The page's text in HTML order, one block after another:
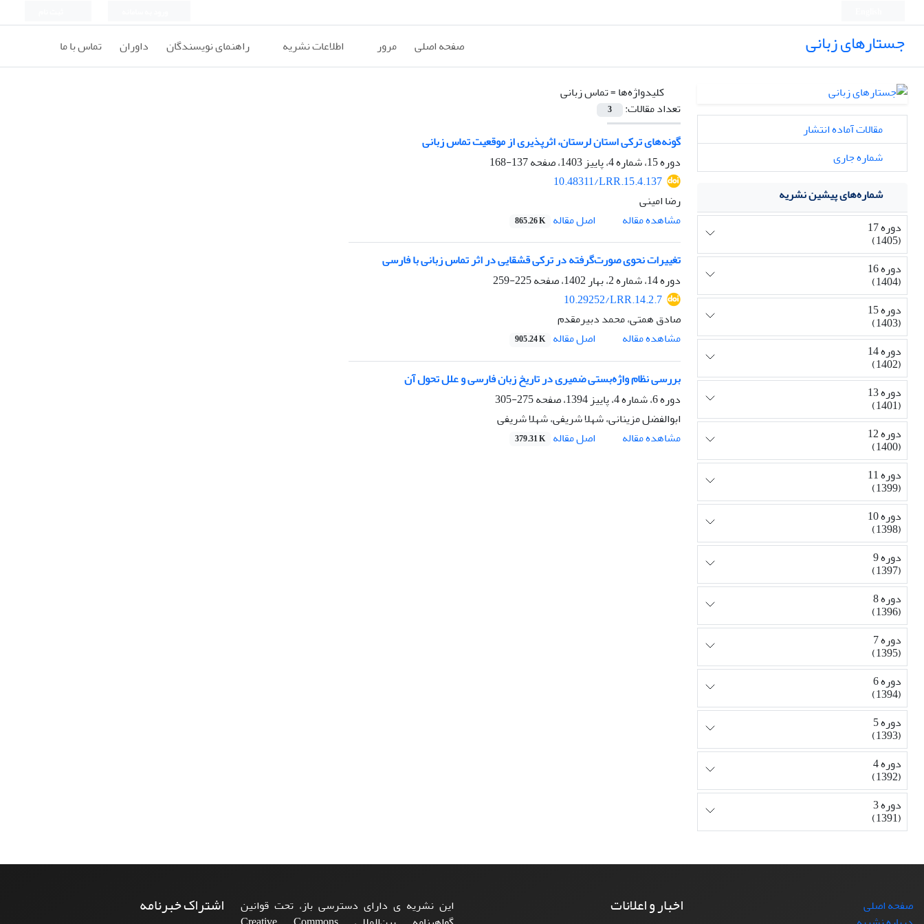
جستارهای زبانی صفحه اصلی مرور اطلاعات نشریه راهنمای نویسندگان داوران تماس با ما
کلیدواژه‌ها =تماس زبانی
تعداد مقالات:
3
گونه‌های ترکی استان لرستان، اثرپذیری از موقعیت تماس زبانی
دوره 15، شماره 4، پاییز 1403، صفحه
137-168
10.48311/LRR.15.4.137
رضا امینی
مشاهده مقاله
اصل مقاله 865.26 K
تغییرات نحوی صورت‌گرفته در ترکی قشقایی در اثر تماس زبانی با فارسی
دوره 14، شماره 2، بهار 1402، صفحه
225-259
10.29252/LRR.14.2.7
صادق همتی، محمد دبیرمقدم
مشاهده مقاله
اصل مقاله 905.24 K
بررسی نظام واژه‌بستی ضمیری در تاریخ زبان فارسی و علل تحول آن
دوره 6، شماره 4، پاییز 1394، صفحه
275-305
ابوالفضل مزینانی، شهلا شریفی، شهلا شریفی
مشاهده مقاله
اصل مقاله 379.31 K
مقالات آماده انتشار
شماره جاری
شماره‌های پیشین نشریه
دوره 17
(1405)
دوره 16
(1404)
دوره 15
(1403)
دوره 14
(1402)
دوره 13
(1401)
دوره 12
(1400)
دوره 11
(1399)
دوره 10
(1398)
دوره 9
(1397)
دوره 8
(1396)
دوره 7
(1395)
دوره 6
(1394)
دوره 5
(1393)
دوره 4
(1392)
دوره 3
(1391)
صفحه اصلی
اخبار و اعلانات
این نشریه ی دارای دسترسی باز، تحت قوانین
اشتراک خبرنامه